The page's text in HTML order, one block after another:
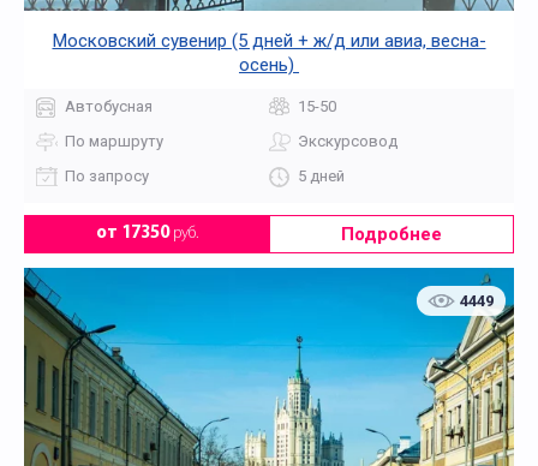
Московский сувенир (5 дней + ж/д или авиа, весна-
осень)
Автобусная
15-50
По маршруту
Экскурсовод
По запросу
5 дней
от 17350руб. Подробнее
4449